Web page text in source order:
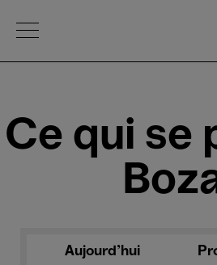
Open Menu
Ce qui se
Aujourd'hui